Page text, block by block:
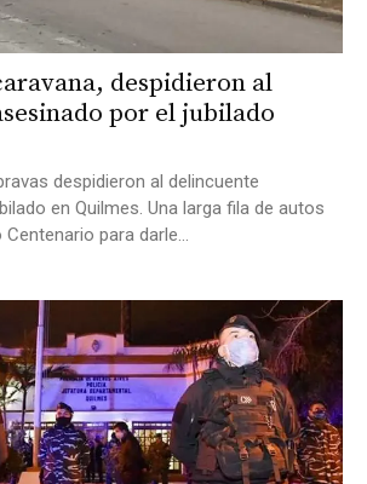
despidieron al
por el jubilado
despidieron al delincuente
en Quilmes. Una larga fila de autos
para darle...